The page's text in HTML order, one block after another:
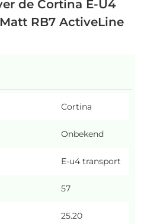
de Cortina E-U4
RB7 ActiveLine
Cortina
Onbekend
E-u4 transport
57
25.20